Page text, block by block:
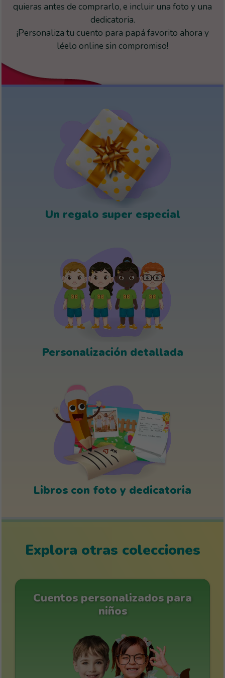
quieras antes de comprarlo, e incluir una foto y una
dedicatoria.
¡Personaliza tu cuento para papá favorito ahora y
léelo online sin compromiso!
Un regalo super especial
Personalización detallada
Libros con foto y dedicatoria
Explora otras colecciones
Cuentos personalizados para
niños